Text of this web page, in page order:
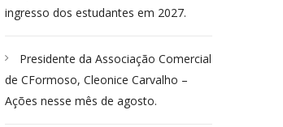
ingresso dos estudantes em 2027.
Presidente da Associação Comercial
de CFormoso, Cleonice Carvalho –
Ações nesse mês de agosto.